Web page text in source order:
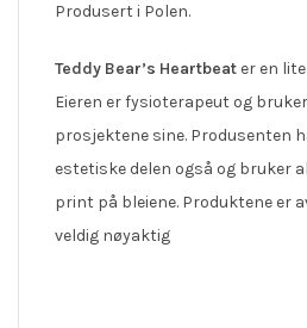
Produsert i Polen.
Teddy Bear’s Heartbeat er en
Eieren er fysioterapeut og
prosjektene sine. Produsenten
estetiske delen også og bruker
print på bleiene. Produktene er
veldig nøyaktig